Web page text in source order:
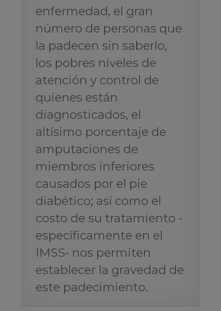
enfermedad, el gran
número de personas que
la padecen sin saberlo,
los pobres niveles de
atención y control de
quienes están
diagnosticados, el
altísimo porcentaje de
amputaciones de
miembros inferiores
causados por el pie
diabético; así como el
costo de su tratamiento -
específicamente en el
IMSS- nos permiten
establecer la gravedad de
este padecimiento.